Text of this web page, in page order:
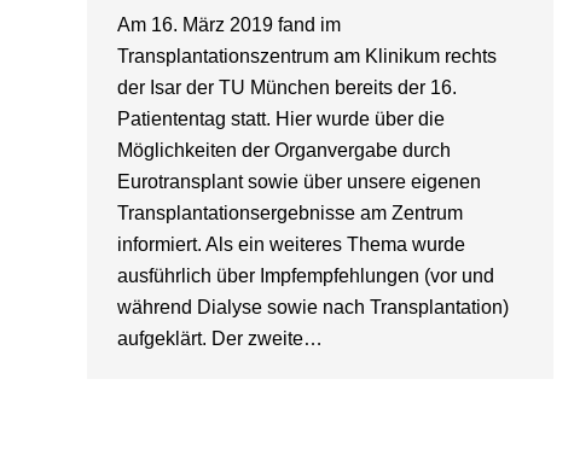
Am 16. März 2019 fand im
Transplantationszentrum am Klinikum rechts
der Isar der TU München bereits der 16.
Patiententag statt. Hier wurde über die
Möglichkeiten der Organvergabe durch
Eurotransplant sowie über unsere eigenen
Transplantationsergebnisse am Zentrum
informiert. Als ein weiteres Thema wurde
ausführlich über Impfempfehlungen (vor und
während Dialyse sowie nach Transplantation)
aufgeklärt. Der zweite…